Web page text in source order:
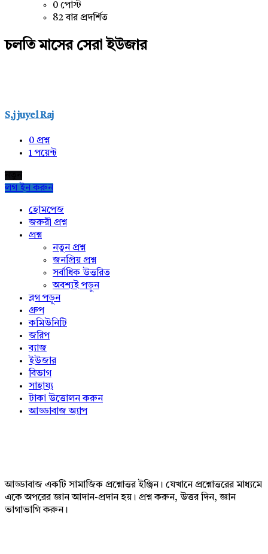
0 পোস্ট
82 বার প্রদর্শিত
চলতি মাসের সেরা ইউজার
S,j juyel Raj
0 প্রশ্ন
1পয়েন্ট
লগ ইন করুন
Exploreহোমপেজ
জরুরী প্রশ্ন
প্রশ্ন
নতুন প্রশ্ন
জনপ্রিয় প্রশ্ন
সর্বাধিক উত্তরিত
অবশ্যই পড়ুন
ব্লগ পড়ুন
গ্রুপ
কমিউনিটি
জরিপ
ব্যাজ
ইউজার
বিভাগ
সাহায্য
টাকা উত্তোলন করুন
আড্ডাবাজ অ্যাপ
আড্ডাবাজ একটি সামাজিক প্রশ্নোত্তর ইঞ্জিন। যেখানে প্রশ্নোত্তরের মাধ্যমে
একে অপরের জ্ঞান আদান-প্রদান হয়। প্রশ্ন করুন, উত্তর দিন, জ্ঞান
ভাগাভাগি করুন।